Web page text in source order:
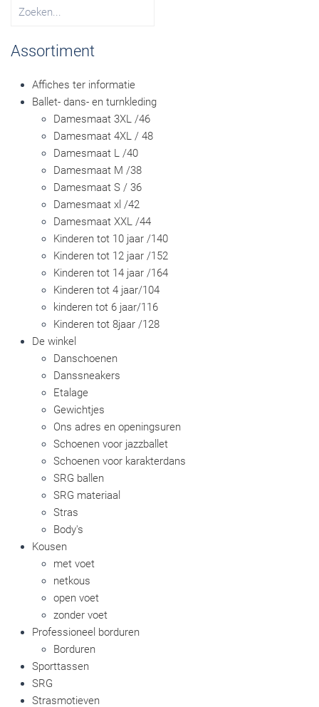
Assortiment
Affiches ter informatie
Ballet- dans- en turnkleding
Damesmaat 3XL /46
Damesmaat 4XL / 48
Damesmaat L /40
Damesmaat M /38
Damesmaat S / 36
Damesmaat xl /42
Damesmaat XXL /44
Kinderen tot 10 jaar /140
Kinderen tot 12 jaar /152
Kinderen tot 14 jaar /164
Kinderen tot 4 jaar/104
kinderen tot 6 jaar/116
Kinderen tot 8jaar /128
De winkel
Danschoenen
Danssneakers
Etalage
Gewichtjes
Ons adres en openingsuren
Schoenen voor jazzballet
Schoenen voor karakterdans
SRG ballen
SRG materiaal
Stras
Body's
Kousen
met voet
netkous
open voet
zonder voet
Professioneel borduren
Borduren
Sporttassen
SRG
Strasmotieven